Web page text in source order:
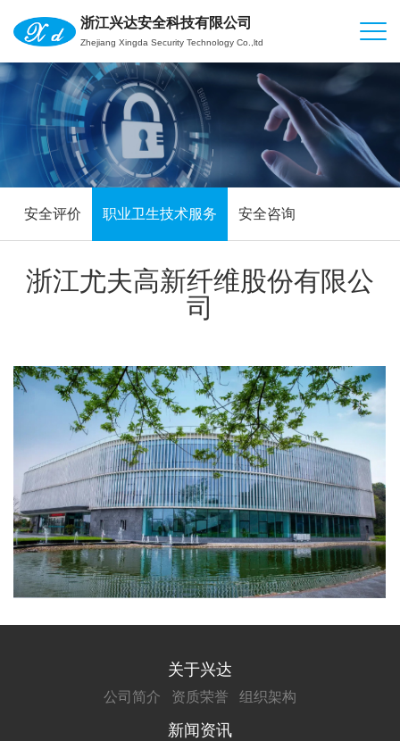
浙江兴达安全科技有限公司
Zhejiang Xingda Security Technology Co.,ltd
安全评价 职业卫生技术服务 安全咨询
浙江尤夫高新纤维股份有限公
司
关于兴达
公司简介 资质荣誉 组织架构
新闻资讯